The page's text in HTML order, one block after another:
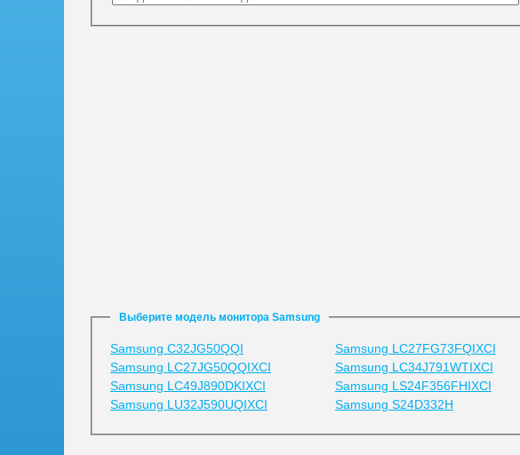
Выберите модель монитора Samsung
Samsung C32JG50QQI Samsung LC27FG73FQIXCI
Samsung LC27JG50QQIXCI
Samsung LC34J791WTIXCI
Samsung LC49J890DKIXCI
Samsung LS24F356FHIXCI
Samsung LU32J590UQIXCI
Samsung S24D332H